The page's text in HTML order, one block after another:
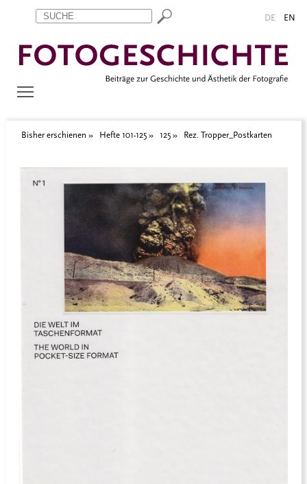
Zum Inhalt springen
Aktuelle Seite: Rez. Tropper_Postkarten DE EN
Bisher erschienen Hefte 101-125 125 Rez. Tropper_Postkarten